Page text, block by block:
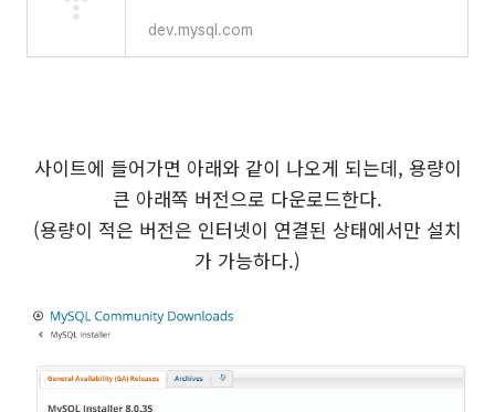
dev.mysql.com
사이트에 들어가면 아래와 같이 나오게 되는데, 용량이
큰 아래쪽 버전으로 다운로드한다.
(용량이 적은 버전은 인터넷이 연결된 상태에서만 설치
가 가능하다.)